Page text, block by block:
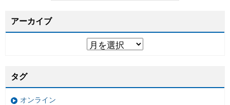
アーカイブ
タグ
オンライン